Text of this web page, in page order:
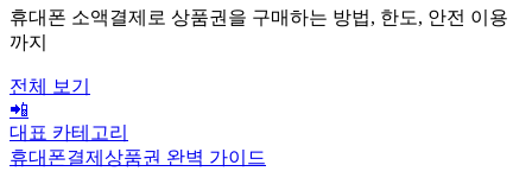
휴대폰 소액결제로 상품권을 구매하는 방법, 한도, 안전 이용
까지
전체 보기
📲
대표 카테고리
휴대폰결제상품권 완벽 가이드